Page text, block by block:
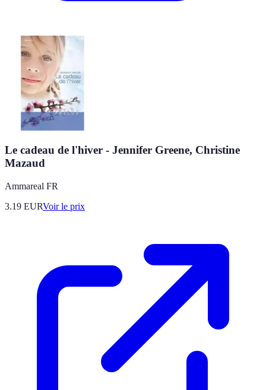
Le cadeau de l'hiver - Jennifer Greene, Christine
Mazaud
Ammareal FR
3.19 EURVoir le prix